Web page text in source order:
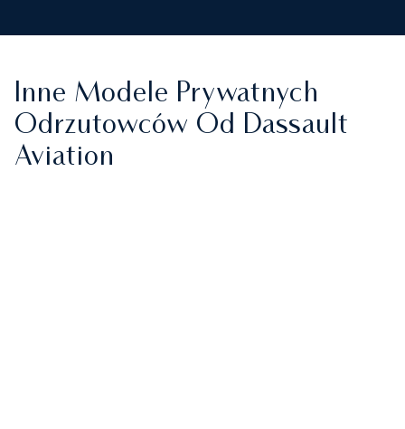
Inne Modele Prywatnych
Odrzutowców Od Dassault
Aviation